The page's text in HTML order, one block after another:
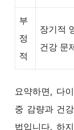
부
정
적
장기적
건강 문
요약하면, 다
중 감량과 건
법입니다. 하